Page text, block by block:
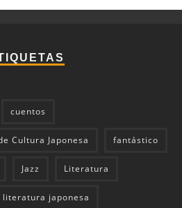
cuentos
Cultura Japonesa fantástico
Jazz Literatura
literatura japonesa